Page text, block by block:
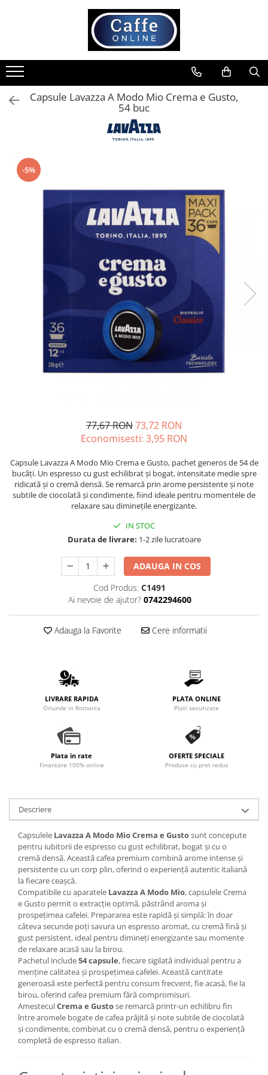
Cafea
Cafea Boabe
Capsule Cafea
Espressoare
Aparate Automate
Aparate capsule
Complementare
Cesti si farfurii
Pahare de cafea
Pliculete Zahar si Miere
Siropuri
Stabilizatoare tensiune
Piese schimb espressoare
Accesorii si intretinere
Capsule Lavazza A Modo Mio Crema e Gusto,
54 buc
-5%
77,67 RON73,72 RON
Economisesti: 3,95 RON
Capsule Lavazza A Modo Mio Crema e Gusto, pachet generos de 54 de
bucăți. Un espresso cu gust echilibrat și bogat, intensitate medie spre
ridicată și o cremă densă. Se remarcă prin arome persistente și note
subtile de ciocolată și condimente, fiind ideale pentru momentele de
relaxare sau diminețile energizante.
IN STOC
Durata de livrare: 1-2 zile lucratoare
ADAUGA IN COS
Cod Produs: C1491
Ai nevoie de ajutor? 0742294600
Adauga la Favorite Cere informatii
LIVRARE RAPIDA
Oriunde in Romania
PLATA ONLINE
Plati securizate
Plata in rate
Finantare 100% online
OFERTE SPECIALE
Produse cu pret redus
Descriere
Capsulele Lavazza A Modo Mio Crema e Gustosunt concepute
pentru iubitorii de espresso cu gust echilibrat, bogat și cu o
cremă densă. Această cafea premium combină arome intense și
persistente cu un corp plin, oferind o experiență autentic italiană
la fiecare ceașcă.
Compatibile cu aparatele Lavazza A Modo Mio, capsulele Crema
e Gusto permit o extracție optimă, păstrând aroma și
prospețimea cafelei. Prepararea este rapidă și simplă: în doar
câteva secunde poți savura un espresso aromat, cu cremă fină și
gust persistent, ideal pentru dimineți energizante sau momente
de relaxare acasă sau la birou.
Pachetul include54 capsule, fiecare sigilată individual pentru a
menține calitatea și prospețimea cafelei. Această cantitate
generoasă este perfectă pentru consum frecvent, fie acasă, fie la
birou, oferind cafea premium fără compromisuri.
AmesteculCrema e Gustose remarcă printr-un echilibru fin
între aromele bogate de cafea prăjită și note subtile de ciocolată
și condimente, combinat cu o cremă densă, pentru o experiență
completă de espresso italian.